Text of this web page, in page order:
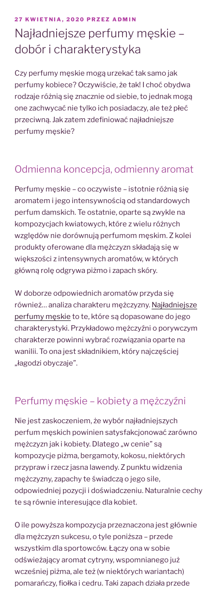
OPUBLIKOWANE
W
27 KWIETNIA, 2020 PRZEZ ADMIN
Najładniejsze perfumy męskie –
dobór i charakterystyka
Czy perfumy męskie mogą urzekać tak samo jak
perfumy kobiece? Oczywiście, że tak! I choć obydwa
rodzaje różnią się znacznie od siebie, to jednak mogą
one zachwycać nie tylko ich posiadaczy, ale też płeć
przeciwną. Jak zatem zdefiniować najładniejsze
perfumy męskie?
Odmienna koncepcja, odmienny aromat
Perfumy męskie – co oczywiste – istotnie różnią się
aromatem i jego intensywnością od standardowych
perfum damskich. Te ostatnie, oparte są zwykle na
kompozycjach kwiatowych, które z wielu różnych
względów nie dorównują perfumom męskim. Z kolei
produkty oferowane dla mężczyzn składają się w
większości z intensywnych aromatów, w których
główną rolę odgrywa piżmo i zapach skóry.
W doborze odpowiednich aromatów przyda się
również… analiza charakteru mężczyzny. Najładniejsze
perfumy męskie to te, które są dopasowane do jego
charakterystyki. Przykładowo mężczyźni o porywczym
charakterze powinni wybrać rozwiązania oparte na
wanilii. To ona jest składnikiem, który najczęściej
„łagodzi obyczaje”.
Perfumy męskie – kobiety a mężczyźni
Nie jest zaskoczeniem, że wybór najładniejszych
perfum męskich powinien satysfakcjonować zarówno
mężczyzn jak i kobiety. Dlatego „w cenie” są
kompozycje piżma, bergamoty, kokosu, niektórych
przypraw i rzecz jasna lawendy. Z punktu widzenia
mężczyzny, zapachy te świadczą o jego sile,
odpowiedniej pozycji i doświadczeniu. Naturalnie cechy
te są równie interesujące dla kobiet.
O ile powyższa kompozycja przeznaczona jest głównie
dla mężczyzn sukcesu, o tyle poniższa – przede
wszystkim dla sportowców. Łączy ona w sobie
odświeżający aromat cytryny, wspomnianego już
wcześniej piżma, ale też (w niektórych wariantach)
pomarańczy, fiołka i cedru. Taki zapach działa przede